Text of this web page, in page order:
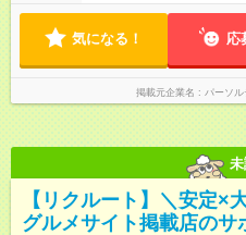
気になる！ 応
掲載元企業名 パーソル
【リクルート】＼安定×
グルメサイト掲載店のサ